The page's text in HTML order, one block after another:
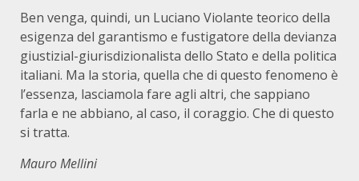
Ben venga, quindi, un Luciano Violante teorico della
esigenza del garantismo e fustigatore della devianza
giustizial-giurisdizionalista dello Stato e della politica
italiani. Ma la storia, quella che di questo fenomeno è
l’essenza, lasciamola fare agli altri, che sappiano
farla e ne abbiano, al caso, il coraggio. Che di questo
si tratta.
Mauro Mellini